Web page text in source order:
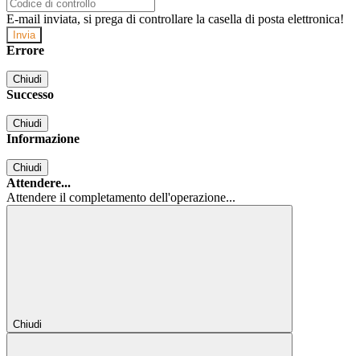
E-mail inviata, si prega di controllare la casella di posta elettronica!
Errore
Chiudi
Successo
Chiudi
Informazione
Chiudi
Attendere...
Attendere il completamento dell'operazione...
Chiudi